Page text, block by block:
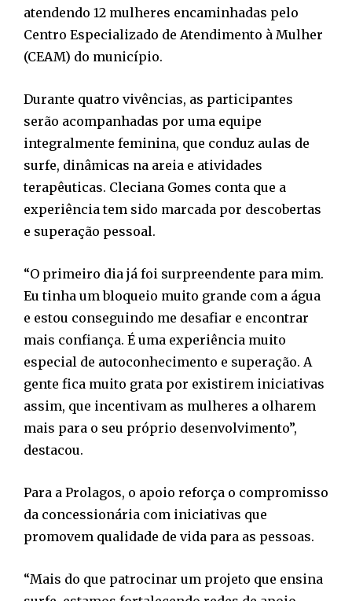
atendendo 12 mulheres encaminhadas pelo
Centro Especializado de Atendimento à Mulher
(CEAM) do município.
Durante quatro vivências, as participantes
serão acompanhadas por uma equipe
integralmente feminina, que conduz aulas de
surfe, dinâmicas na areia e atividades
terapêuticas. Cleciana Gomes conta que a
experiência tem sido marcada por descobertas
e superação pessoal.
“O primeiro dia já foi surpreendente para mim.
Eu tinha um bloqueio muito grande com a água
e estou conseguindo me desafiar e encontrar
mais confiança. É uma experiência muito
especial de autoconhecimento e superação. A
gente fica muito grata por existirem iniciativas
assim, que incentivam as mulheres a olharem
mais para o seu próprio desenvolvimento”,
destacou.
Para a Prolagos, o apoio reforça o compromisso
da concessionária com iniciativas que
promovem qualidade de vida para as pessoas.
“Mais do que patrocinar um projeto que ensina